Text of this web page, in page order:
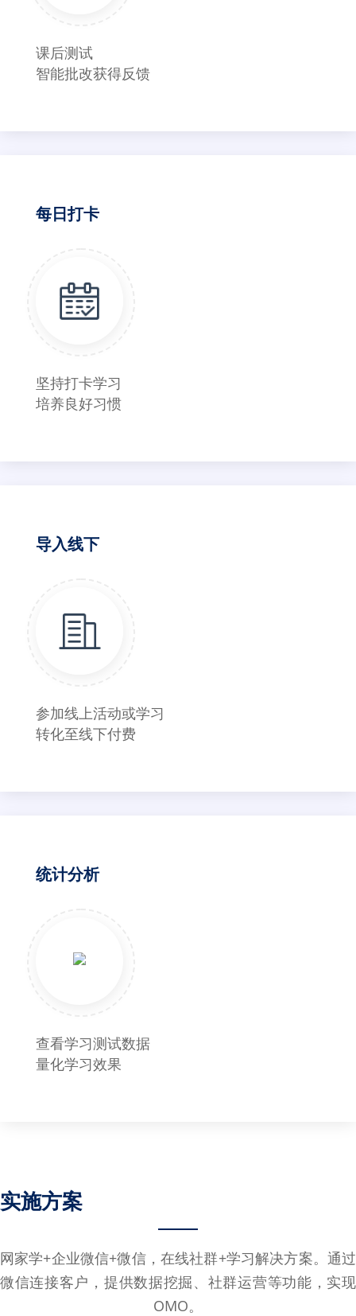
课后测试
智能批改获得反馈
每日打卡
坚持打卡学习
培养良好习惯
导入线下
参加线上活动或学习
转化至线下付费
统计分析
查看学习测试数据
量化学习效果
实施方案
网家学+企业微信+微信，在线社群+学习解决方案。通过
微信连接客户，提供数据挖掘、社群运营等功能，实现
OMO。